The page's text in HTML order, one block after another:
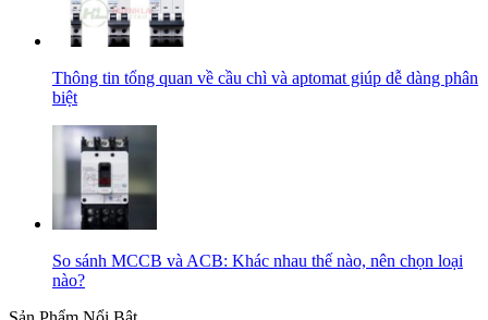
Thông tin tổng quan về cầu chì và aptomat giúp dễ dàng phân
biệt
So sánh MCCB và ACB: Khác nhau thế nào, nên chọn loại
nào?